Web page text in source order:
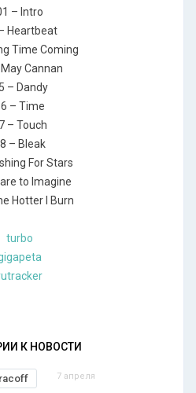
– Intro
Heartbeat
Time Coming
Cannan
– Dandy
– Time
– Touch
– Bleak
For Stars
to Imagine
Hotter I Burn
turbo
К НОВОСТИ
7 апреля